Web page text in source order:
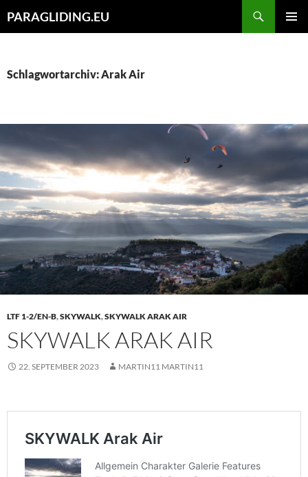
Inhalt
PARAGLIDING.EU
Schlagwortarchiv: Arak Air
LTF 1-2/EN-B,SKYWALK,SKYWALK ARAK AIR
SKYWALK ARAK AIR
22. SEPTEMBER 2023 MARTIN11 MARTIN11